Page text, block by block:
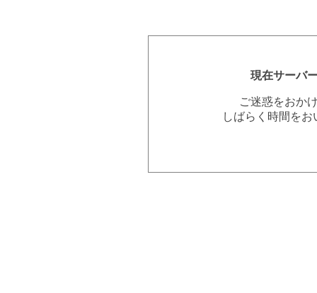
現在サーバ
ご迷惑をおか
しばらく時間を